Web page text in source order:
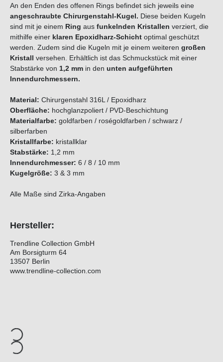
An den Enden des offenen Rings befindet sich jeweils eine
angeschraubte Chirurgenstahl-Kugel. Diese beiden Kugeln
sind mit je einem Ring aus funkelnden Kristallen verziert, die
mithilfe einer klaren Epoxidharz-Schicht optimal geschützt
werden. Zudem sind die Kugeln mit je einem weiteren großen
Kristall versehen. Erhältlich ist das Schmuckstück mit einer
Stabstärke von 1,2 mm in den unten aufgeführten
Innendurchmessern.
Material: Chirurgenstahl 316L / Epoxidharz
Oberfläche: hochglanzpoliert / PVD-Beschichtung
Materialfarbe: goldfarben / roségoldfarben / schwarz /
silberfarben
Kristallfarbe: kristallklar
Stabstärke: 1,2 mm
Innendurchmesser: 6 / 8 / 10 mm
Kugelgröße: 3 & 3 mm
Alle Maße sind Zirka-Angaben
Hersteller:
Trendline Collection GmbH
Am Borsigturm 64
13507 Berlin
www.trendline-collection.com